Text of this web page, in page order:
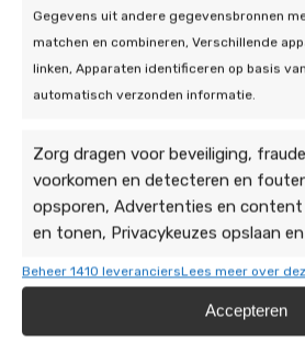
Gegevens uit andere gegevensbronnen
matchen en combineren, Verschillende
linken, Apparaten identificeren op basis van
automatisch verzonden informatie.
Zorg dragen voor beveiliging, fraude
voorkomen en detecteren en
opsporen, Advertenties en content
en tonen, Privacykeuzes opslaan
Beheer 1410 leveranciersLees meer over
Accepteren
we naar de isolatie, het type
en de grootte van uw woning.
adviseren we verbeteringen,
lage-temperatuurverwarming,
Ook voor hybride oplossingen,
warmtepomp samenwerkt met
ketel, is vrijwel elke woning
u een eerste stap wilt zetten
zonder volledig afscheid te